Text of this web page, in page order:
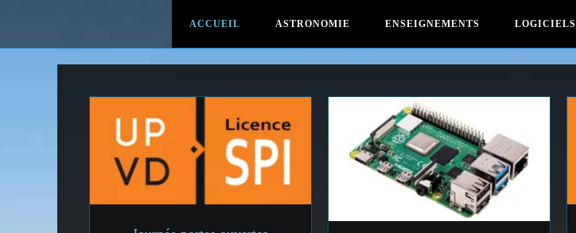
ACCUEIL ASTRONOMIE ENSEIGNEMENTS LOGICIELS